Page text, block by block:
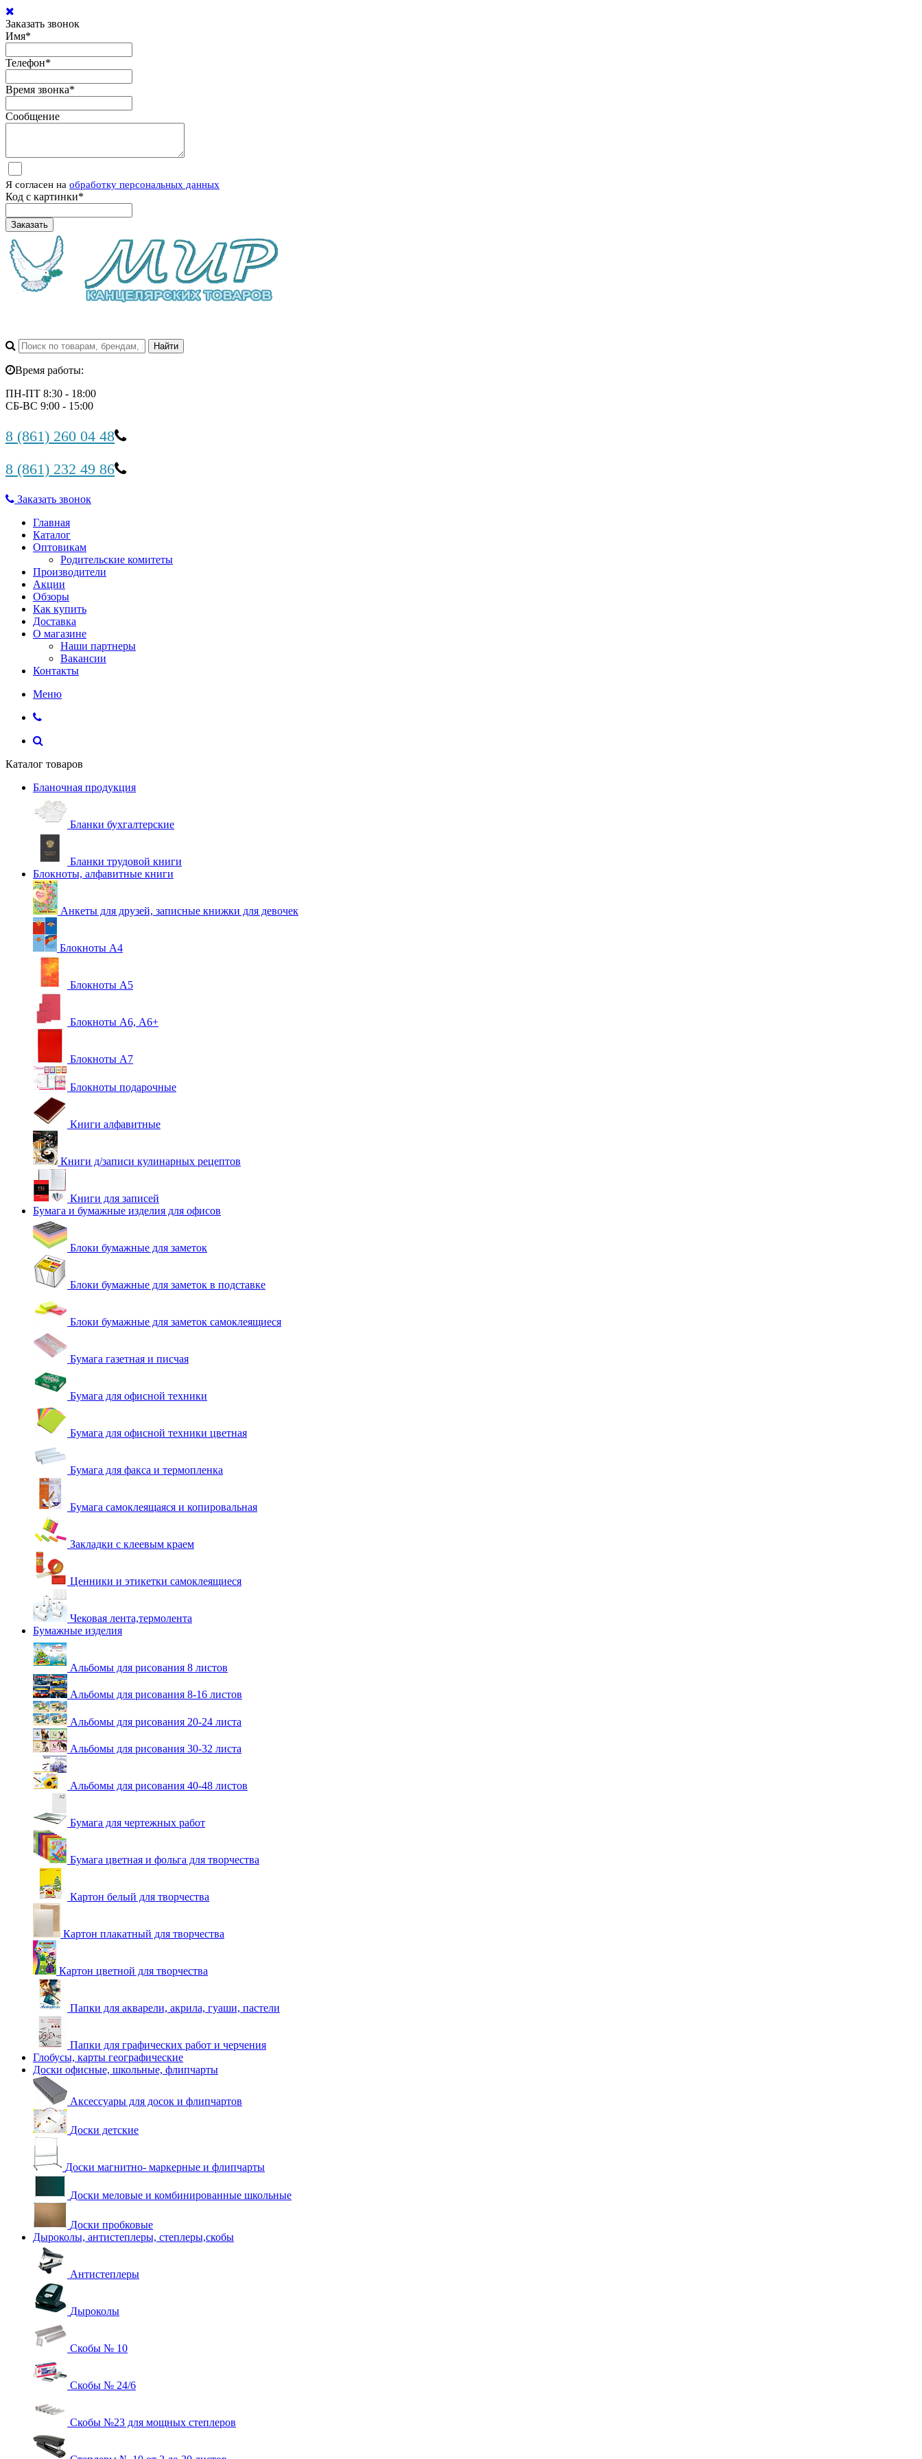
Заказать звонок
Имя*
Телефон*
Время звонка*
Сообщение
Я согласен на обработку персональных данных
Код с картинки*
Заказать
Время работы:
ПН-ПТ 8:30 - 18:00
СБ-ВС 9:00 - 15:00
8 (861) 260 04 48
8 (861) 232 49 86
Заказать звонок
Главная
Каталог
Оптовикам
Родительские комитеты
Производители
Акции
Обзоры
Как купить
Доставка
О магазине
Наши партнеры
Вакансии
Контакты
Меню
Каталог товаров
Бланочная продукция
Бланки бухгалтерские
Бланки трудовой книги
Блокноты, алфавитные книги
Анкеты для друзей, записные книжки для девочек
Блокноты А4
Блокноты А5
Блокноты А6, А6+
Блокноты А7
Блокноты подарочные
Книги алфавитные
Книги д/записи кулинарных рецептов
Книги для записей
Бумага и бумажные изделия для офисов
Блоки бумажные для заметок
Блоки бумажные для заметок в подставке
Блоки бумажные для заметок самоклеящиеся
Бумага газетная и писчая
Бумага для офисной техники
Бумага для офисной техники цветная
Бумага для факса и термопленка
Бумага самоклеящаяся и копировальная
Закладки с клеевым краем
Ценники и этикетки самоклеящиеся
Чековая лента,термолента
Бумажные изделия
Альбомы для рисования 8 листов
Альбомы для рисования 8-16 листов
Альбомы для рисования 20-24 листа
Альбомы для рисования 30-32 листа
Альбомы для рисования 40-48 листов
Бумага для чертежных работ
Бумага цветная и фольга для творчества
Картон белый для творчества
Картон плакатный для творчества
Картон цветной для творчества
Папки для акварели, акрила, гуаши, пастели
Папки для графических работ и черчения
Глобусы, карты географические
Доски офисные, школьные, флипчарты
Аксессуары для досок и флипчартов
Доски детские
Доски магнитно- маркерные и флипчарты
Доски меловые и комбинированные школьные
Доски пробковые
Дыроколы, антистеплеры, степлеры,скобы
Антистеплеры
Дыроколы
Скобы № 10
Скобы № 24/6
Скобы №23 для мощных степлеров